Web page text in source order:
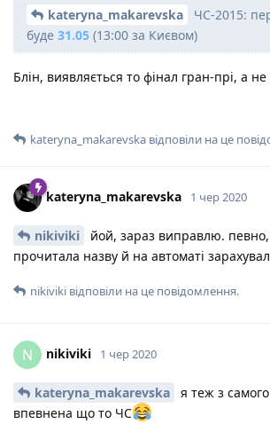
kateryna_makarevska
ЧС-2015:
буде 31.05 (13:00 за Києвом)
Блін, виявляється то фінал гран-прі, а не
kateryna_makarevska відповіли на це
kateryna_makarevska 1 чер 2020
nikiviki
йой, зараз виправлю.
прочитала назву й на автоматі
nikiviki відповіли на це повідомлення.
N nikiviki 1 чер 2020
kateryna_makarevska
я теж з
впевнена що то ЧС